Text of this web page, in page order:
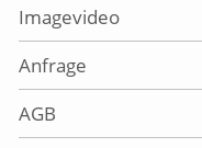
Imagevideo
Anfrage
AGB